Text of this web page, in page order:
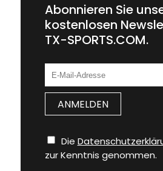
Abonnieren Sie
kostenlosen
TX-SPORTS.COM.
Die
zur Kenntnis genommen.